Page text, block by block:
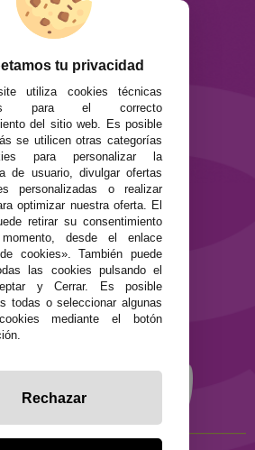
AL CLIENTE
Formas de pago
Frecuentes
Contacto
Y PRIVACIDAD
y condiciones de uso
de privacidad
de cookies
tu privacidad
utiliza cookies técnicas
para el correcto
del sitio web. Es posible
se utilicen otras categorías
para personalizar la
de usuario, divulgar ofertas
personalizadas o realizar
optimizar nuestra oferta. El
retirar su consentimiento
desde el enlace
cookies». También puede
las cookies pulsando el
y Cerrar. Es posible
todas o seleccionar algunas
mediante el botón
Rechazar